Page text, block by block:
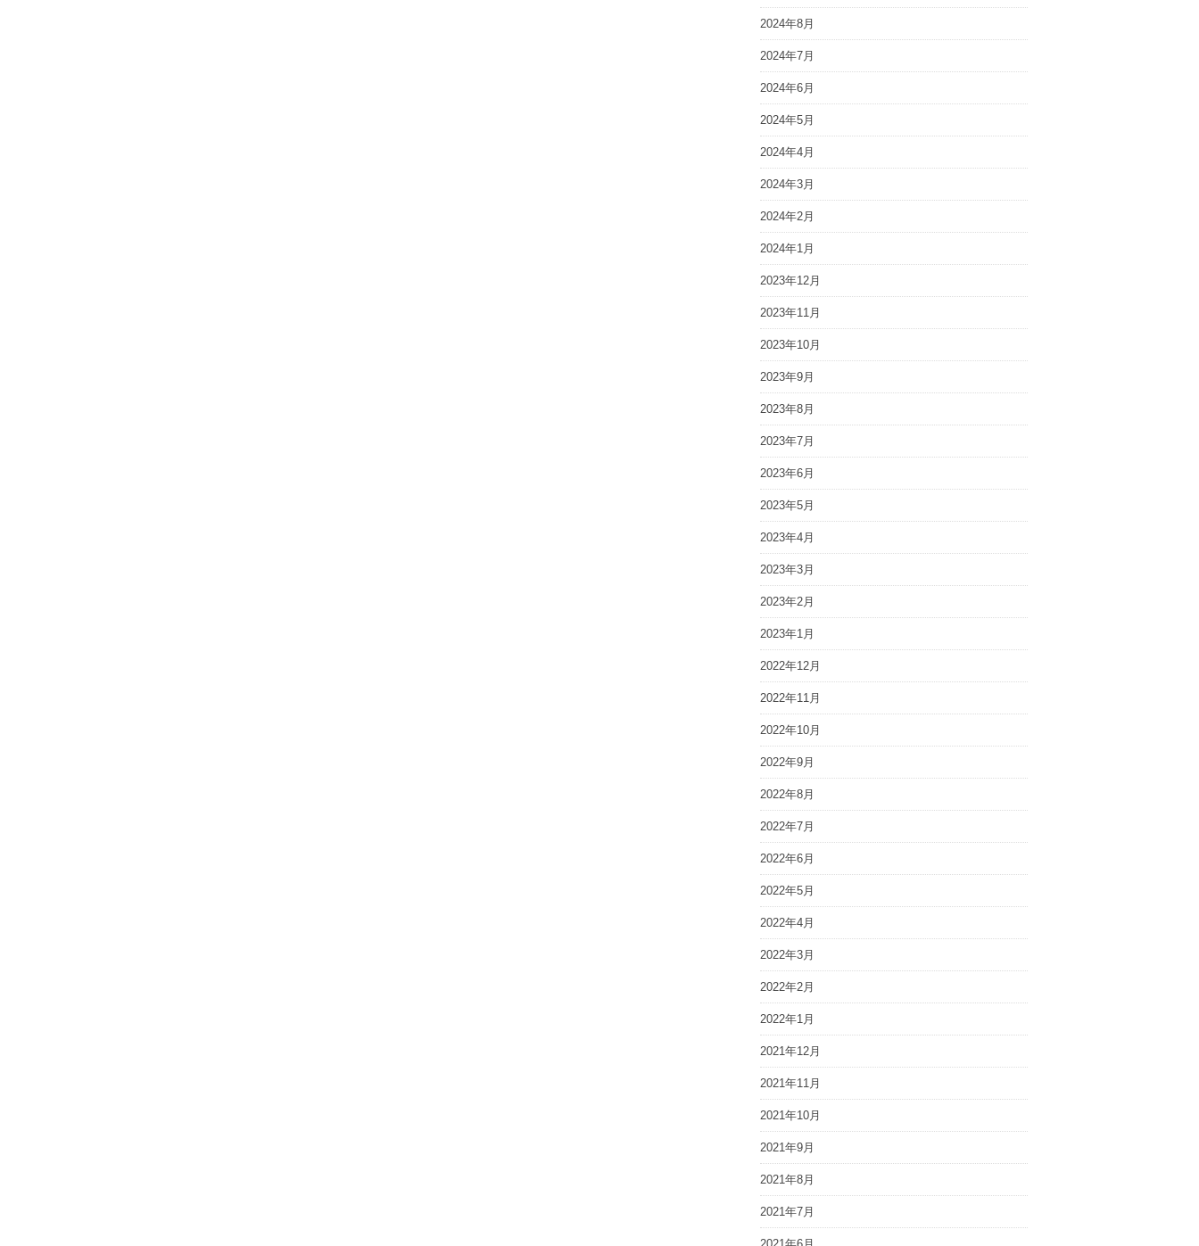
2024年8月
2024年7月
2024年6月
2024年5月
2024年4月
2024年3月
2024年2月
2024年1月
2023年12月
2023年11月
2023年10月
2023年9月
2023年8月
2023年7月
2023年6月
2023年5月
2023年4月
2023年3月
2023年2月
2023年1月
2022年12月
2022年11月
2022年10月
2022年9月
2022年8月
2022年7月
2022年6月
2022年5月
2022年4月
2022年3月
2022年2月
2022年1月
2021年12月
2021年11月
2021年10月
2021年9月
2021年8月
2021年7月